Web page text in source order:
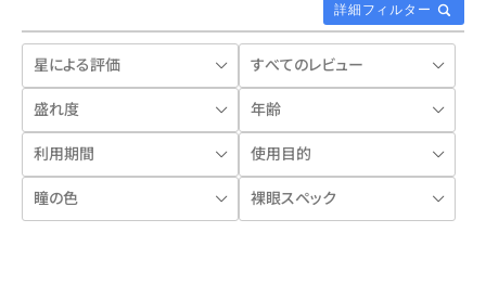
詳細フィルター